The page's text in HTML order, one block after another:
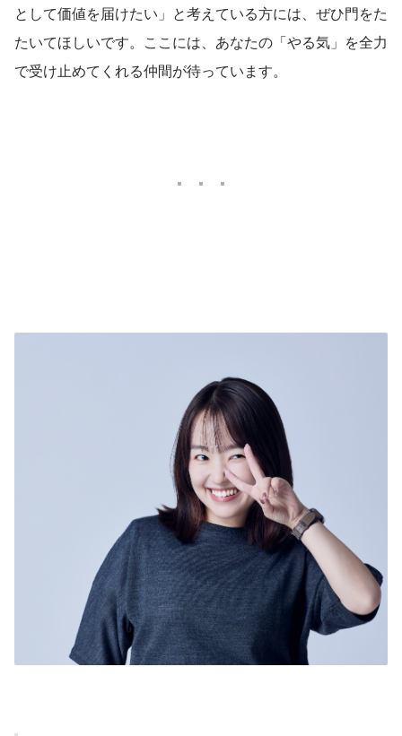
として価値を届けたい」と考えている方には、ぜひ門をた
たいてほしいです。ここには、あなたの「やる気」を全力
で受け止めてくれる仲間が待っています。